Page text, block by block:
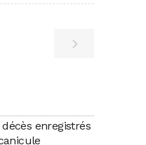
enregistrés